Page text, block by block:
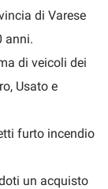
di Varese
anni.
di veicoli dei
Usato e
furto incendio
un acquisto